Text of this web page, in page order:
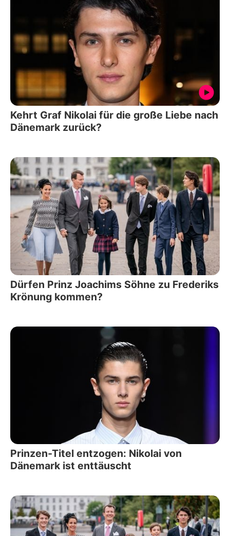
Kehrt Graf Nikolai für die große Liebe nach
Dänemark zurück?
Dürfen Prinz Joachims Söhne zu Frederiks
Krönung kommen?
Prinzen-Titel entzogen: Nikolai von
Dänemark ist enttäuscht